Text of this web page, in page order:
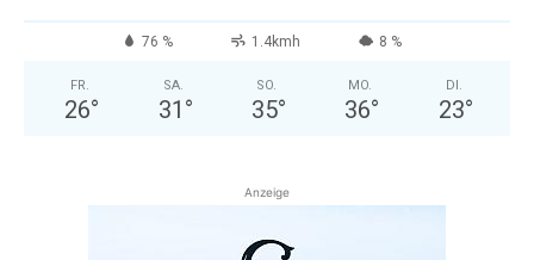
76 % 1.4kmh 8 %
FR.
26°
SA.
31 °
SO.
35°
MO.
36°
DI.
23°
Anzeige